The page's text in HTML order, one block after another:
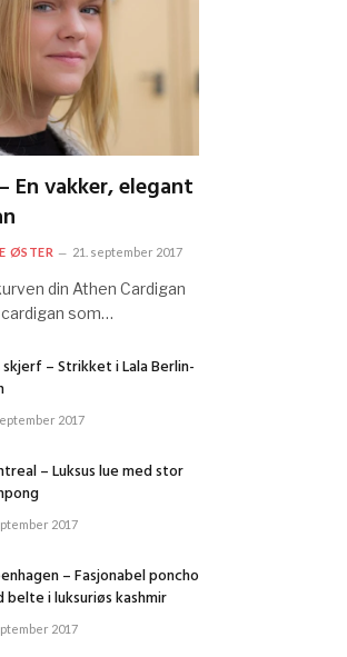
En vakker, elegant
ØSTER 21. september 2017
din Athen Cardigan
som…
skjerf – Strikket i Lala Berlin-
2017
– Luksus lue med stor
2017
– Fasjonabel poncho
belte i luksuriøs kashmir
2017